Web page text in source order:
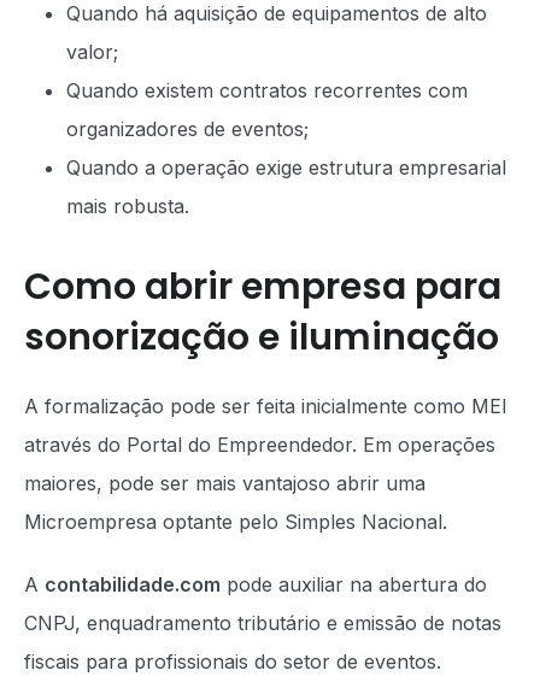
Quando há aquisição de equipamentos de alto
valor;
Quando existem contratos recorrentes com
organizadores de eventos;
Quando a operação exige estrutura empresarial
mais robusta.
Como abrir empresa para
sonorização e iluminação
A formalização pode ser feita inicialmente como MEI
através do Portal do Empreendedor. Em operações
maiores, pode ser mais vantajoso abrir uma
Microempresa optante pelo Simples Nacional.
A contabilidade.com pode auxiliar na abertura do
CNPJ, enquadramento tributário e emissão de notas
fiscais para profissionais do setor de eventos.